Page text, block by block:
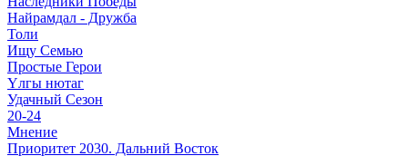
Найрамдал - Дружба
Толи
Ищу Cемью
Простые Герои
Үлгы нютаг
Удачный Сезон
20-24
Мнение
Приоритет 2030. Дальний Восток